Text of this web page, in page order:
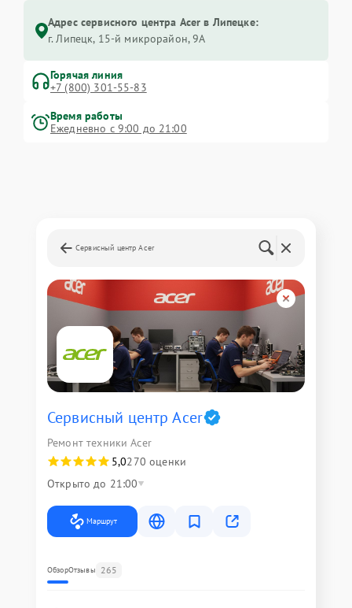
Адрес сервисного центра Acer в Липецке:
г. Липецк, 15-й микрорайон, 9А
Горячая линия
+7 (800) 301-55-83
Время работы
Ежедневно с 9:00 до 21:00
Сервисный центр Acer
Сервисный центр Acer
Ремонт техники Acer
5,0270 оценки
Открыто до 21:00
Маршрут
ОбзорОтзывы 265